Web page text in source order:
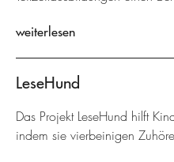
weiterlesen
LeseHund
Das Projekt LeseHund hilft
indem sie vierbeinigen